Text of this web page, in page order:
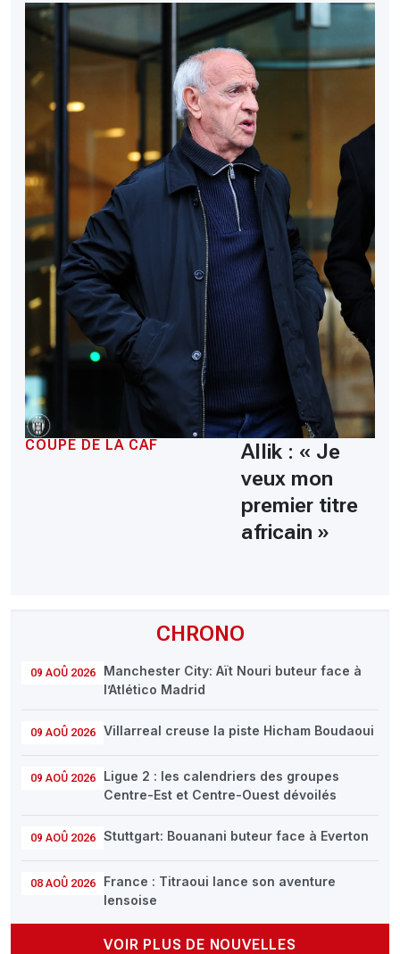
CHRONO
09 AOÛ 2026
Manchester City: Aït Nouri buteur face à
l’Atlético Madrid
09 AOÛ 2026 Villarreal creuse la piste Hicham Boudaoui
09 AOÛ 2026
Ligue 2 : les calendriers des groupes
Centre-Est et Centre-Ouest dévoilés
09 AOÛ 2026 Stuttgart: Bouanani buteur face à Everton
08 AOÛ 2026
France : Titraoui lance son aventure
lensoise
VOIR PLUS DE NOUVELLES
COUPE DE LA CAF
Allik : « Je
veux mon
premier titre
africain »